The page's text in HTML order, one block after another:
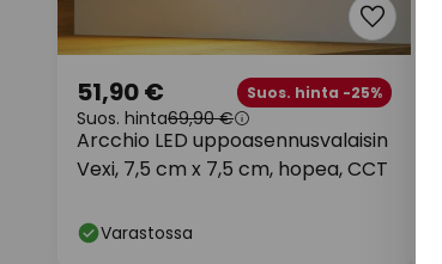
Arcchio LED uppoasennusvalaisin
Vexi, 7,5 cm x 7,5 cm, hopea, CCT
51,90 € Suos. hinta -25%
Suos. hinta69,90 €
Varastossa